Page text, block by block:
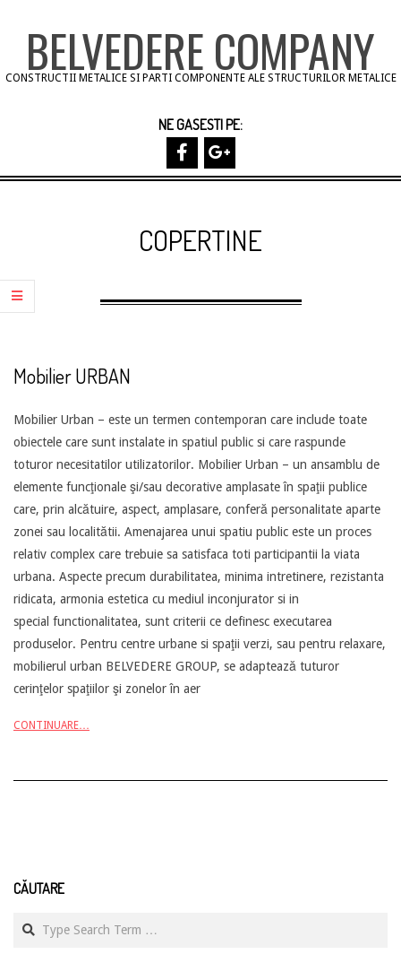
contentBELVEDERE COMPANY
CONSTRUCTII METALICE SI PARTI COMPONENTE ALE STRUCTURILOR METALICE
NE GASESTI PE:
COPERTINE
Mobilier URBAN
05-
13
Mobilier Urban – este un termen contemporan care include toate
obiectele care sunt instalate in spatiul public si care raspunde
toturor necesitatilor utilizatorilor. Mobilier Urban – un ansamblu de
elemente funcţionale şi/sau decorative amplasate în spaţii publice
care, prin alcătuire, aspect, amplasare, conferă personalitate aparte
zonei sau localitătii. Amenajarea unui spatiu public este un proces
relativ complex care trebuie sa satisfaca toti participantii la viata
urbana. Aspecte precum durabilitatea, minima intretinere, rezistanta
ridicata, armonia estetica cu mediul inconjurator si in
special functionalitatea, sunt criterii ce definesc executarea
produselor. Pentru centre urbane si spaţii verzi, sau pentru relaxare,
mobilierul urban BELVEDERE GROUP, se adaptează tuturor
cerinţelor spaţiilor şi zonelor în aer
CONTINUARE…
CĂUTARE